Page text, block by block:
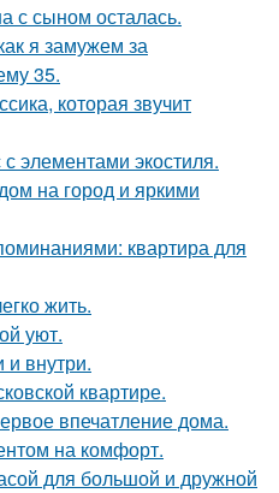
с сыном осталась.
я замужем за
35.
которая звучит
элементами экостиля.
на город и яркими
квартира для
жить.
уют.
внутри.
квартире.
впечатление дома.
на комфорт.
для большой и дружной